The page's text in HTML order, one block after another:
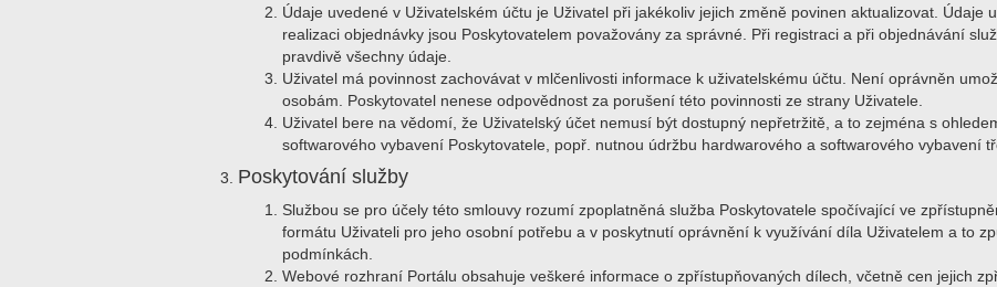
Údaje uvedené v Uživatelském účtu je Uživatel při jakékoliv jejich změně povinen aktualizovat. Údaje
realizaci objednávky jsou Poskytovatelem považovány za správné. Při registraci a při objednávání
pravdivě všechny údaje.
Uživatel má povinnost zachovávat v mlčenlivosti informace k uživatelskému účtu. Není oprávněn
osobám. Poskytovatel nenese odpovědnost za porušení této povinnosti ze strany Uživatele.
Uživatel bere na vědomí, že Uživatelský účet nemusí být dostupný nepřetržitě, a to zejména s
softwarového vybavení Poskytovatele, popř. nutnou údržbu hardwarového a softwarového vybavení
Poskytování služby
Službou se pro účely této smlouvy rozumí zpoplatněná služba Poskytovatele spočívající ve
formátu Uživateli pro jeho osobní potřebu a v poskytnutí oprávnění k využívání díla Uživatelem a to
podmínkách.
Webové rozhraní Portálu obsahuje veškeré informace o zpřístupňovaných dílech, včetně cen jejich